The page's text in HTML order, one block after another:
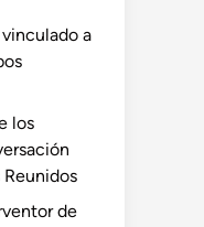
a
los
de